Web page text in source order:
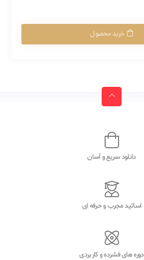
خرید محصول
دانلود سریع و آسان
اساتید مجرب و حرفه ای
دوره های فشرده و کاربردی